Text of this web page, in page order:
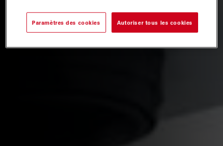
Paramètres des cookies Autoriser tous les cookies